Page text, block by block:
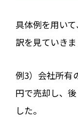
具体例を用い
訳を見ていきま
例3）会社所有
円で売却し、
した。